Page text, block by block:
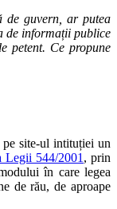
de guvern, ar putea
de informații publice
petent. Ce propune
site-ul intituției un
Legii 544/2001 , prin
în care legea
de rău, de aproape